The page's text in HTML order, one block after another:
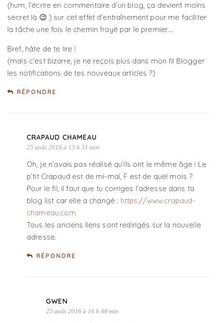
(hum, l’écrire en commentaire d’un blog, ça devient moins
secret là 😉 ) sur cet effet d’entraînement pour me faciliter
la tâche une fois le chemin frayé par le premier….
Bref, hâte de te lire !
(mais c’est bizarre, je ne reçois plus dans mon fil Blogger
les notifications de tes nouveaux articles ?)
RÉPONDRE
CRAPAUD CHAMEAU
25 août 2016 à 13 h 31 min
Oh, je n’avais pas réalisé qu’ils ont le même âge ! Le
p’tit Crapaud est de mi-mai, F est de quel mois ?
Pour le fil, il faut que tu corriges l’adresse dans ta
blog list car elle a changé : https://www.crapaud-
chameau.com
Tous les anciens liens sont redirigés sur la nouvelle
adresse.
RÉPONDRE
GWEN
25 août 2016 à 16 h 48 min